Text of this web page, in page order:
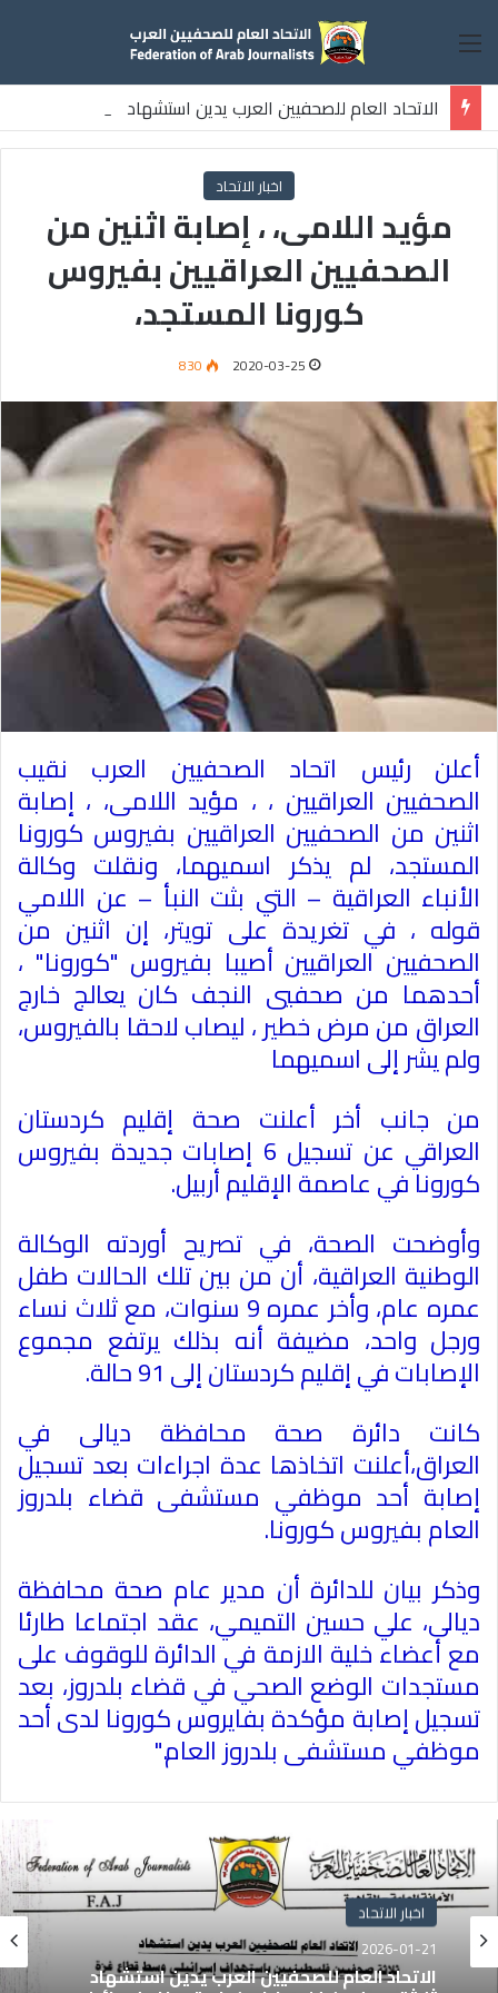
القائمة
الاتحاد العام للصحفيين العرب يدين استشهاد
ثلاثة صحفيين فلسطينيين باستهداف إسرائيلي وسط قطاع غزة
اخبار الاتحاد
مؤيد اللامى، ، إصابة اثنين من
الصحفيين العراقيين بفيروس
كورونا المستجد،
2020-03-25
830
أعلن رئيس اتحاد الصحفيين العرب نقيب
الصحفيين العراقيين ، ، مؤيد اللامى، ، إصابة
اثنين من الصحفيين العراقيين بفيروس كورونا
المستجد، لم يذكر اسميهما، ونقلت وكالة
الأنباء العراقية – التي بثت النبأ – عن اللامي
قوله ، في تغريدة على تويتر، إن اثنين من
الصحفيين العراقيين أصيبا بفيروس "كورونا" ،
أحدهما من صحفيي النجف كان يعالج خارج
العراق من مرض خطير ، ليصاب لاحقا بالفيروس،
ولم يشر إلى اسميهما
من جانب أخر أعلنت صحة إقليم كردستان
العراقي عن تسجيل 6 إصابات جديدة بفيروس
كورونا في عاصمة الإقليم أربيل.
وأوضحت الصحة، في تصريح أوردته الوكالة
الوطنية العراقية، أن من بين تلك الحالات طفل
عمره عام، وأخر عمره 9 سنوات، مع ثلاث نساء
ورجل واحد، مضيفة أنه بذلك يرتفع مجموع
الإصابات في إقليم كردستان إلى 91 حالة
.
كانت دائرة صحة محافظة ديالى في
العراق،أعلنت اتخاذها عدة اجراءات بعد تسجيل
إصابة أحد موظفي مستشفى قضاء بلدروز
العام بفيروس كورونا.
وذكر بيان للدائرة أن مدير عام صحة محافظة
ديالى، علي حسين التميمي، عقد اجتماعا طارئا
مع أعضاء خلية الازمة في الدائرة للوقوف على
مستجدات الوضع الصحي في قضاء بلدروز، بعد
تسجيل إصابة مؤكدة بفايروس كورونا لدى أحد
موظفي مستشفى بلدروز العام".
اخبار الاتحاد
2026-01-21
الاتحاد العام للصحفيين العرب يدين استشهاد